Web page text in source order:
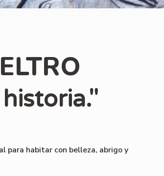
para habitar con belleza, abrigo y